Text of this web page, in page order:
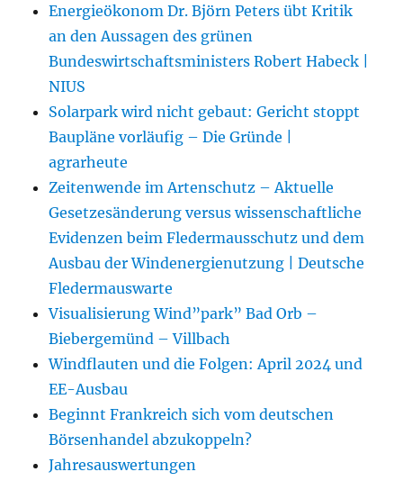
Energieökonom Dr. Björn Peters übt Kritik
an den Aussagen des grünen
Bundeswirtschaftsministers Robert Habeck |
NIUS
Solarpark wird nicht gebaut: Gericht stoppt
Baupläne vorläufig – Die Gründe |
agrarheute
Zeitenwende im Artenschutz – Aktuelle
Gesetzesänderung versus wissenschaftliche
Evidenzen beim Fledermausschutz und dem
Ausbau der Windenergienutzung | Deutsche
Fledermauswarte
Visualisierung Wind”park” Bad Orb –
Biebergemünd – Villbach
Windflauten und die Folgen: April 2024 und
EE-Ausbau
Beginnt Frankreich sich vom deutschen
Börsenhandel abzukoppeln?
Jahresauswertungen